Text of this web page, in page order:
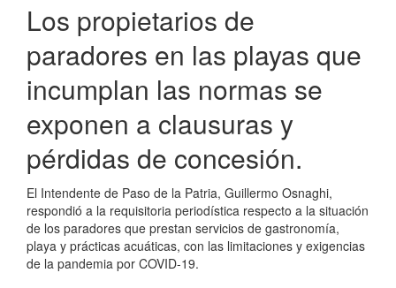
Los propietarios de
paradores en las playas que
incumplan las normas se
exponen a clausuras y
pérdidas de concesión.
El Intendente de Paso de la Patria, Guillermo Osnaghi,
respondió a la requisitoria periodística respecto a la situación
de los paradores que prestan servicios de gastronomía,
playa y prácticas acuáticas, con las limitaciones y exigencias
de la pandemia por COVID-19.